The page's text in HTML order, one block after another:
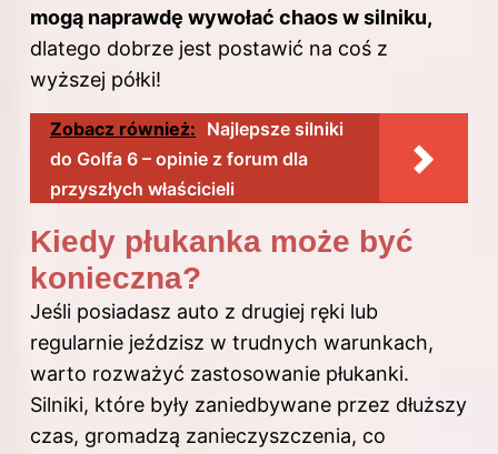
mogą naprawdę wywołać chaos w silniku,
dlatego dobrze jest postawić na coś z
wyższej półki!
Zobacz również: Najlepsze silniki
do Golfa 6 – opinie z forum dla
przyszłych właścicieli
Kiedy płukanka może być
konieczna?
Jeśli posiadasz auto z drugiej ręki lub
regularnie jeździsz w trudnych warunkach,
warto rozważyć zastosowanie płukanki.
Silniki, które były zaniedbywane przez dłuższy
czas, gromadzą zanieczyszczenia, co